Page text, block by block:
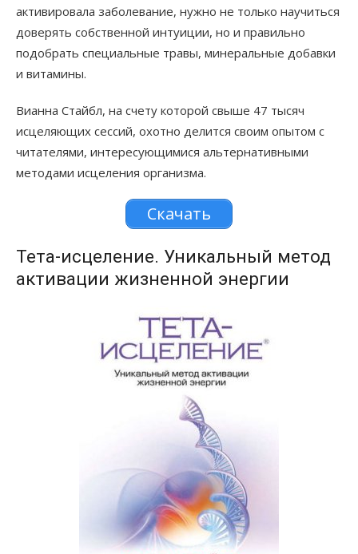
активировала заболевание, нужно не только научиться
доверять собственной интуиции, но и правильно
подобрать специальные травы, минеральные добавки
и витамины.
Вианна Стайбл, на счету которой свыше 47 тысяч
исцеляющих сессий, охотно делится своим опытом с
читателями, интересующимися альтернативными
методами исцеления организма.
Скачать
Тета-исцеление. Уникальный метод
активации жизненной энергии